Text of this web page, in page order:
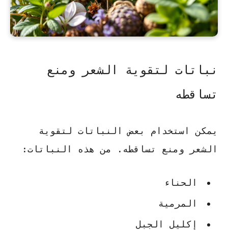
نباتات لتقوية الشعر ومنع
تساقطه
يمكن استخدام بعض النباتات لتقوية
الشعر ومنع تساقطه. من هذه النباتات:
الحناء
المرمية
إكليل الجبل